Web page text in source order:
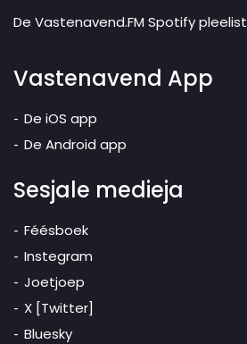
De Vastenavend.FM Spotify pleelist
Vastenavend App
De iOS app
De Android app
Sesjale medieja
Féésboek
Instegram
Joetjoep
X [Twitter]
Bluesky